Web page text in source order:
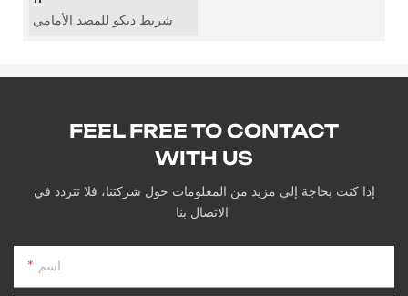
شريط ديكو للمصد الأمامي
FEEL FREE TO CONTACT
WITH US
إذا كنت بحاجة إلى مزيد من المعلومات حول شركتنا، فلا تتردد في
اسم